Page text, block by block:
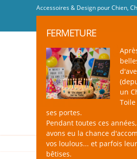
Accessoires & Design pour Chien,
FERMETURE
un
ses portes.
Pendant toutes ces
avons eu la chance
vos loulous... et parfois
bêtises.